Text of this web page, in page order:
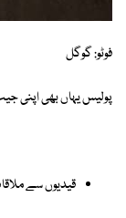
فوٹو: گوگل
پولیس یہاں بھی اپنی
قیدیوں سے